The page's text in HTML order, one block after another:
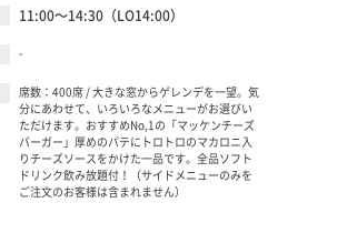
11:00～14:30（LO14:00）
-
席数：400席 / 大きな窓からゲレンデを一望。気
分にあわせて、いろいろなメニューがお選びい
ただけます。おすすめNo,1の「マッケンチーズ
バーガー」厚めのパテにトロトロのマカロニ入
りチーズソースをかけた一品です。全品ソフト
ドリンク飲み放題付！（サイドメニューのみを
ご注文のお客様は含まれません）